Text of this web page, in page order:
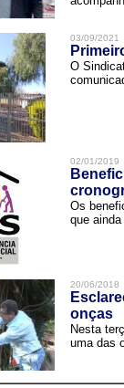
03/09/2021
O
02/01/2019
Os
que
20/06/2018
onças
Nesta
uma das